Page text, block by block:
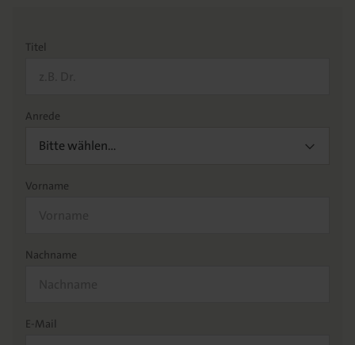
Titel
Anrede
Bitte wählen…
Vorname
Nachname
E-Mail